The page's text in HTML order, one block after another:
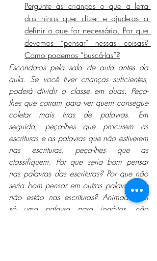
Pergunte às crianças o que a letra
dos hinos quer dizer e ajude-as a
definir o que for necessário. Por que
devemos “pensar” nessas coisas?
Como podemos “buscá-las”?
Esconda-os pela sala de aula antes da
aula. Se você tiver crianças suficientes,
poderá dividir a classe em duas. Peça-
lhes que corram para ver quem consegue
coletar mais tiras de palavras. Em
seguida, peça-lhes que procurem as
escrituras e as palavras que não estiverem
nas escrituras, peça-lhes que as
classifiquem. Por que seria bom pensar
nas palavras das escrituras? Por que não
seria bom pensar em outras palavras que
não estão nas escrituras? Animado...foi
só uma palavra para jogá-los, não